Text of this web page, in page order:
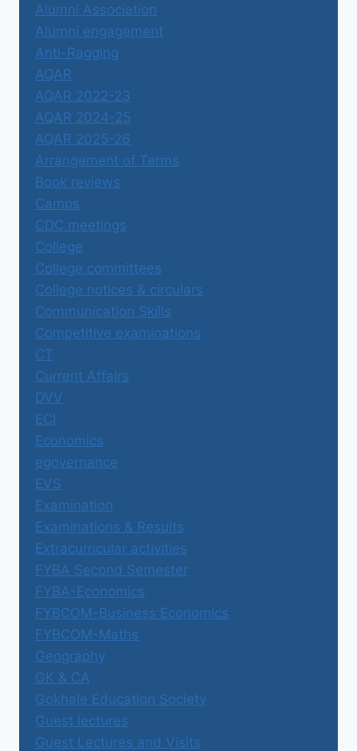
Alumni Association
Alumni engagement
Anti-Ragging
AQAR
AQAR 2022-23
AQAR 2024-25
AQAR 2025-26
Arrangement of Terms
Book reviews
Camps
CDC meetings
College
College committees
College notices & circulars
Communication Skills
Competitive examinations
CT
Current Affairs
DVV
ECI
Economics
egovernance
EVS
Examination
Examinations & Results
Extracurricular activities
FYBA Second Semester
FYBA-Economics
FYBCOM-Business Economics
FYBCOM-Maths
Geography
GK & CA
Gokhale Education Society
Guest lectures
Guest Lectures and Visits